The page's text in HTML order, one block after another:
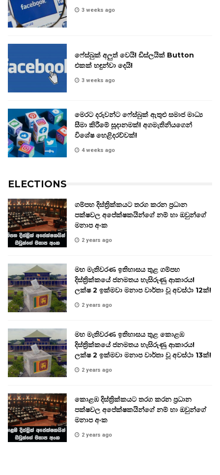
3 weeks ago
ෆේස්බුක් අලුත් වෙයි! ඩිස්ලයික් Button
එකක් හඳුන්වා දෙයි!
3 weeks ago
මෙරට දරුවන්ට ෆේස්බුක් ඇතුළු සමාජ මාධ්‍ය
සීමා කිරීමේ සූදානමක්! අගමැතිනියගෙන්
විශේෂ හෙළිදරව්වක්!
4 weeks ago
ELECTIONS
ගම්පහ දිස්ත්‍රික්කයට තරග කරන ප්‍රධාන
පක්ෂවල අපේක්ෂකයින්ගේ නම් හා ඔවුන්ගේ
මනාප අංක
2 years ago
මහ මැතිවරණ ඉතිහාසය තුළ ගම්පහ
දිස්ත්‍රික්කයේ ජනමතය හැසිරුණු ආකාරය!
ලක්ෂ 2 ඉක්මවා මනාප වාර්තා වූ අවස්ථා 12ක්!
2 years ago
මහ මැතිවරණ ඉතිහාසය තුළ කොළඹ
දිස්ත්‍රික්කයේ ජනමතය හැසිරුණු ආකාරය!
ලක්ෂ 2 ඉක්මවා මනාප වාර්තා වූ අවස්ථා 13ක්!
2 years ago
කොළඹ දිස්ත්‍රික්කයට තරග කරන ප්‍රධාන
පක්ෂවල අපේක්ෂකයින්ගේ නම් හා ඔවුන්ගේ
මනාප අංක
2 years ago